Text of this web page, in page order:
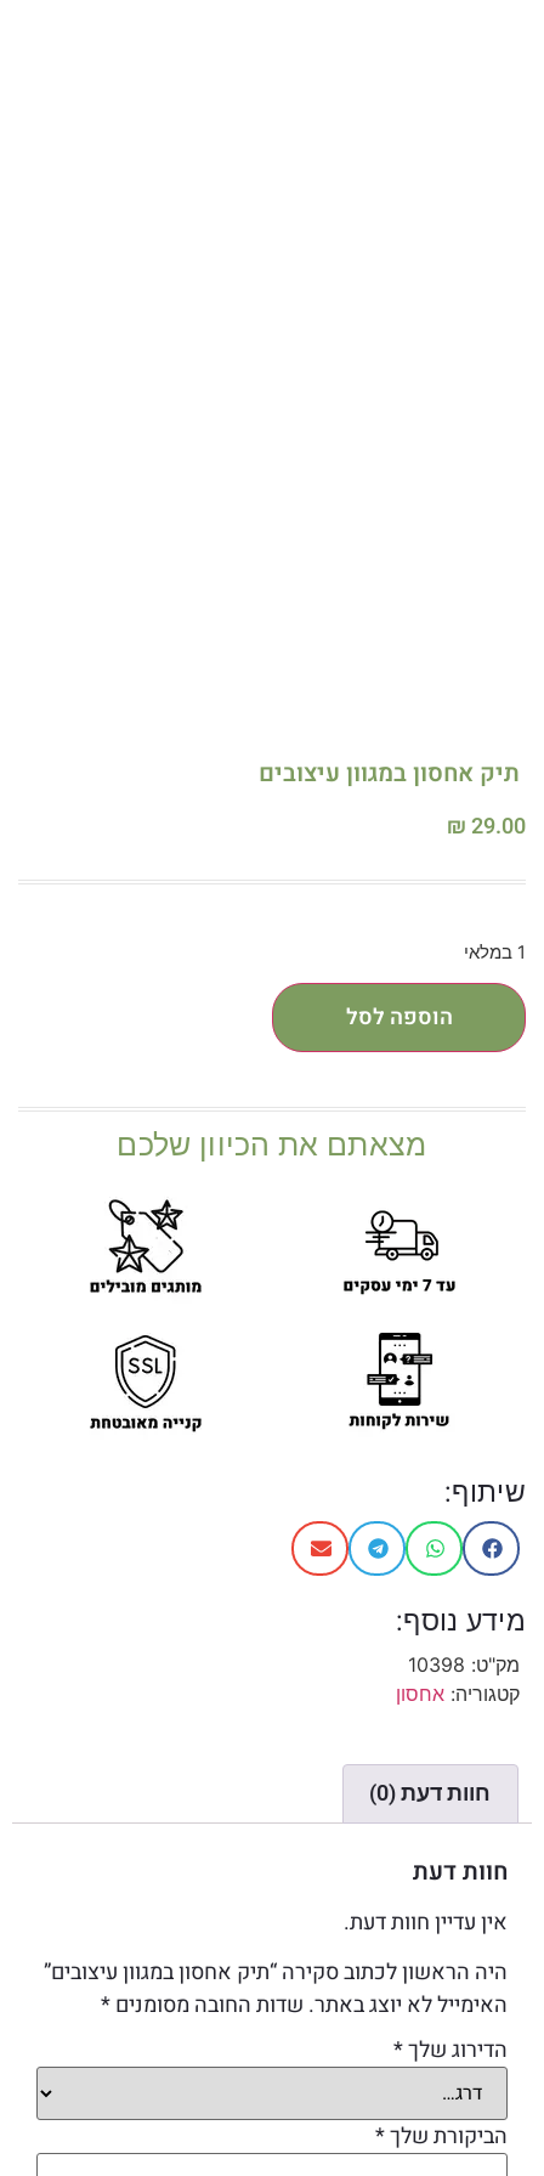
תיק אחסון במגוון עיצובים
₪29.00
1 במלאי
הוספה לסל
מצאתם את הכיוון שלכם
שיתוף:
מידע נוסף:
מק"ט: 10398
קטגוריה: אחסון
חוות דעת (0)
חוות דעת
אין עדיין חוות דעת.
היה הראשון לכתוב סקירה “תיק אחסון במגוון עיצובים”
האימייל לא יוצג באתר. שדות החובה מסומנים*
הדירוג שלך*
הביקורת שלך*